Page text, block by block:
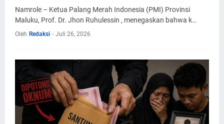
Namrole – Ketua Palang Merah Indonesia (PMI) Provinsi
Maluku, Prof. Dr. Jhon Ruhulessin , menegaskan bahwa k…
Oleh Redaksi - Juli 26, 2026